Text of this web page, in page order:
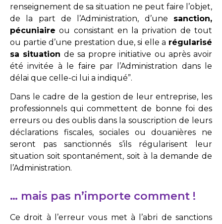
renseignement de sa situation ne peut faire l’objet,
de la part de l’Administration, d’une sanction,
pécuniaire ou consistant en la privation de tout
ou partie d’une prestation due, si elle a régularisé
sa situation de sa propre initiative ou après avoir
été invitée à le faire par l’Administration dans le
délai que celle-ci lui a indiqué”.
Dans le cadre de la gestion de leur entreprise, les
professionnels qui commettent de bonne foi des
erreurs ou des oublis dans la souscription de leurs
déclarations fiscales, sociales ou douanières ne
seront pas sanctionnés s’ils régularisent leur
situation soit spontanément, soit à la demande de
l’Administration.
… mais pas n’importe comment !
Ce droit à l’erreur vous met à l’abri de sanctions